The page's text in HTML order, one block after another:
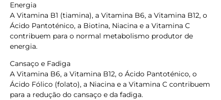
Energia
A Vitamina B1 (tiamina), a Vitamina B6, a Vitamina B12, o
Ácido Pantoténico, a Biotina, Niacina e a Vitamina C
contribuem para o normal metabolismo produtor de
energia.
Cansaço e Fadiga
A Vitamina B6, a Vitamina B12, o Ácido Pantoténico, o
Ácido Fólico (folato), a Niacina e a Vitamina C contribuem
para a redução do cansaço e da fadiga.